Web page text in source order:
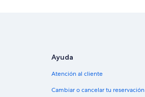
Ayuda
Atención al cliente
Cambiar o cancelar tu reservación